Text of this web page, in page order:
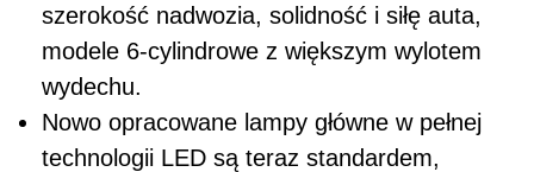
szerokość nadwozia, solidność i siłę auta,
modele 6-cylindrowe z większym wylotem
wydechu.
Nowo opracowane lampy główne w pełnej
technologii LED są teraz standardem,